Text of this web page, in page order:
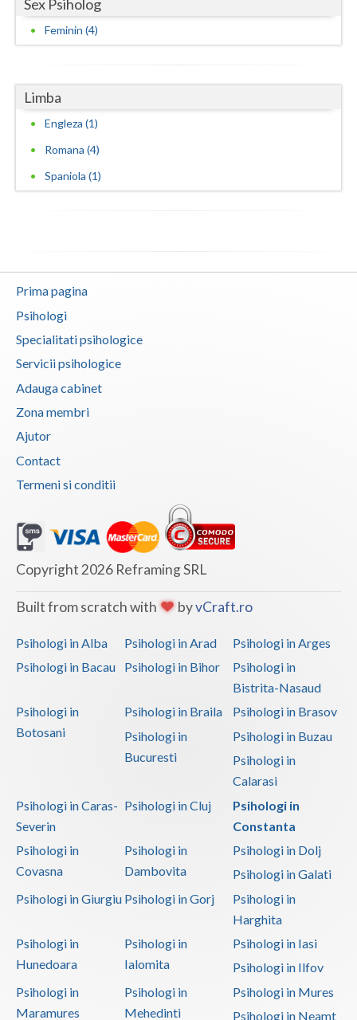
Sex Psiholog
Feminin (4)
Limba
Engleza (1)
Romana (4)
Spaniola (1)
Prima pagina
Psihologi
Specialitati psihologice
Servicii psihologice
Adauga cabinet
Zona membri
Ajutor
Contact
Termeni si conditii
Copyright 2026 Reframing SRL
Built from scratch with byvCraft.ro
Psihologi in Alba Psihologi in Arad
Psihologi in Arges
Psihologi in Bacau
Psihologi in Bihor
Psihologi in
Bistrita-Nasaud
Psihologi in
Botosani
Psihologi in Braila
Psihologi in Brasov
Psihologi in
Bucuresti
Psihologi in Buzau
Psihologi in
Calarasi
Psihologi in Caras-
Severin
Psihologi in Cluj
Psihologi in
Constanta
Psihologi in
Covasna
Psihologi in
Dambovita
Psihologi in Dolj
Psihologi in Galati
Psihologi in Giurgiu Psihologi in Gorj
Psihologi in
Harghita
Psihologi in
Hunedoara
Psihologi in
Ialomita
Psihologi in Iasi
Psihologi in Ilfov
Psihologi in
Maramures
Psihologi in
Mehedinti
Psihologi in Mures
Psihologi in Neamt